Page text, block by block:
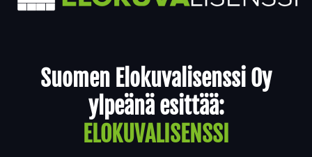
Suomen Elokuvalisenssi Oy
ylpeänä esittää:
ELOKUVALISENSSI